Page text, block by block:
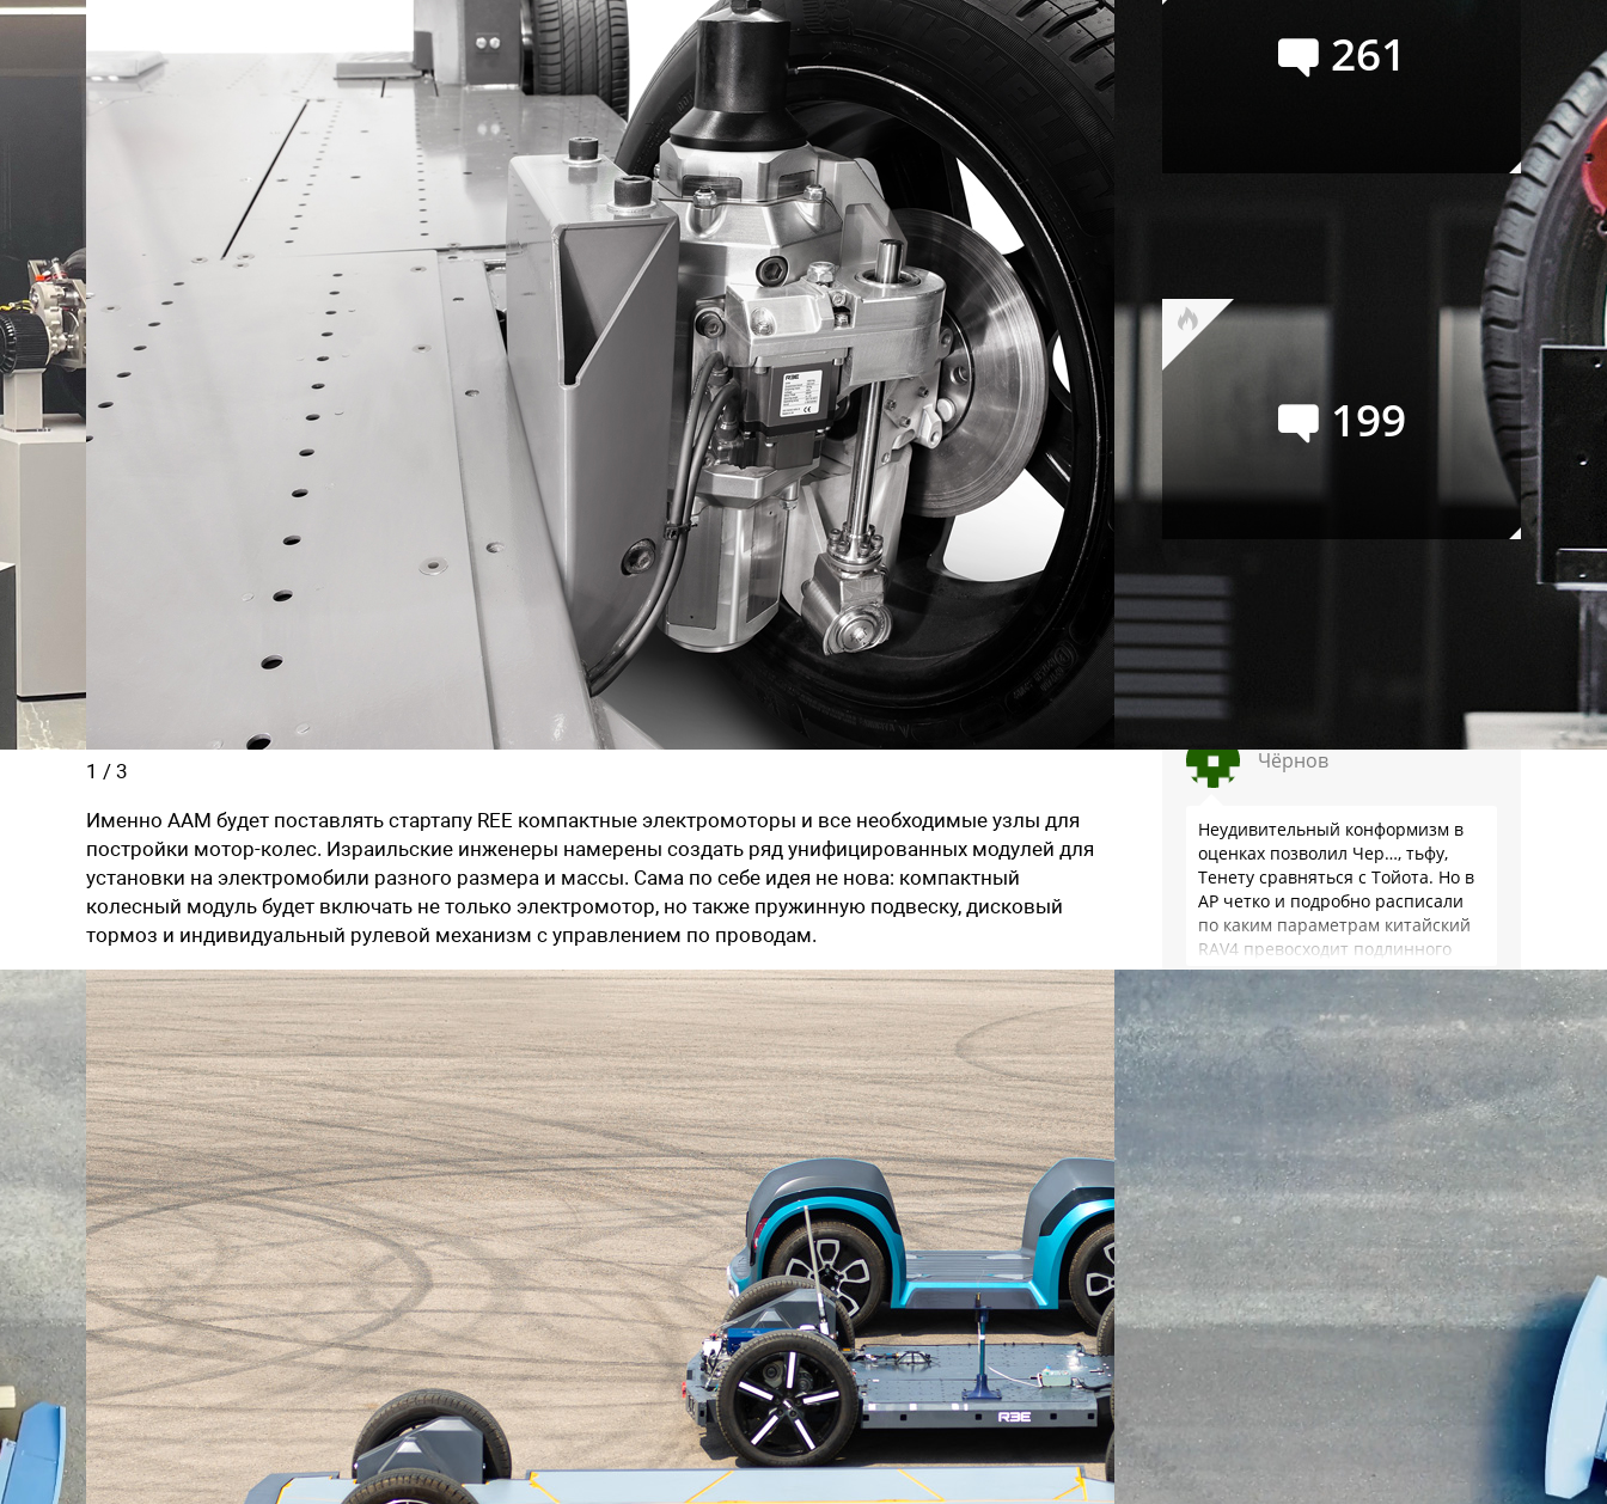
1 / 3
Именно AAM будет поставлять стартапу REE компактные электромоторы и все необходимые узлы для
постройки мотор-колес. Израильские инженеры намерены создать ряд унифицированных модулей для
установки на электромобили разного размера и массы. Сама по себе идея не нова: компактный
колесный модуль будет включать не только электромотор, но также пружинную подвеску, дисковый
тормоз и индивидуальный рулевой механизм с управлением по проводам.
261
199
Сейчас обсуждают
Чёрнов
Неудивительный конформизм в
оценках позволил Чер…, тьфу,
Тенету сравняться с Тойота. Но в
АР четко и подробно расписали
по каким параметрам китайский
RAV4 превосходит подлинного
китайца: лучше и комфортнее
подвеска едет ровно и приятно …
Леопольд
Уже выучил как писать
правильно клона Чери?
незакостинелый ты не наш
Тимур
Ожидаемо. По крайней мере, я в
голосовании ровно такого
расклада и ожидал: как массовый
мировой продукт, RAV4 по сумме
потребительских качеств
окажется на высоте - и
комфортнее, и продуманнее (если
такое слово …